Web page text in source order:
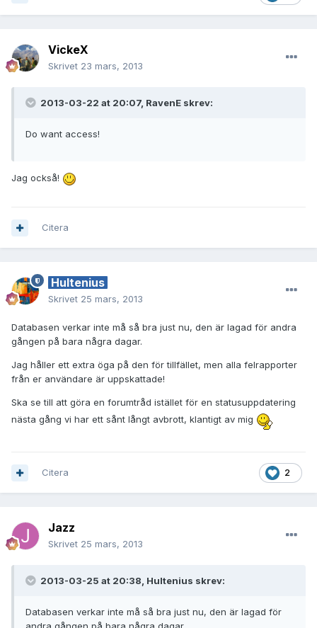
VickeX
Skrivet 23 mars, 2013
2013-03-22 at 20:07, RavenE skrev:
Do want access!
Jag också!
Citera
Hultenius
Skrivet 25 mars, 2013
Databasen verkar inte må så bra just nu, den är lagad för andra
gången på bara några dagar.
Jag håller ett extra öga på den för tillfället, men alla felrapporter
från er användare är uppskattade!
Ska se till att göra en forumtråd istället för en statusuppdatering
nästa gång vi har ett sånt långt avbrott, klantigt av mig
2
Citera
Jazz
Skrivet 25 mars, 2013
2013-03-25 at 20:38, Hultenius skrev:
Databasen verkar inte må så bra just nu, den är lagad för